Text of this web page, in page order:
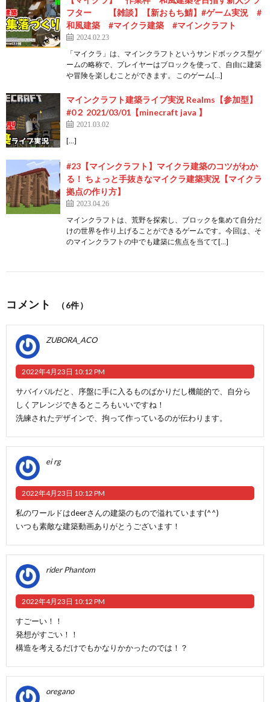
フター 【雑談】【新おもち鯖】#ゲーム実況 #
和風建築 #マイクラ建築 #マインクラフト
2024.02.23
「マイクラ」は、マインクラフトというサンドボックス型ゲ
ームの略称で、プレイヤーはブロックを使って、自由に建築
や冒険を楽しむことができます。 このゲーム[…]
マインクラフト建築ライブ実況 Realms【参加型】
#0２ 2021/03/01【minecraft java 】
2021.03.02
[…]
#23【マインクラフト】マイクラ建築のコツがわか
る！ ちょっと手抜きなマイクラ建築実況【マイクラ
拠点の作り方】
2023.04.26
マインクラフトは、荒野を探索し、ブロックを集めて自分だ
けの世界を作り上げることができるゲームです。今回は、そ
のマインクラフトの中でも建築に焦点を当てて[…]
コメント （6件）
ZUBORA_ACO
2022年4月23日 10:12 PM
サバイバルだと、序盤に手に入るものばかりだし機能的で、自分ら
しくアレンジできるところもいいですね！
洗練されたデザインで、拘って作っているのが伝わります。
ei rg
2022年4月23日 10:12 PM
私のワールドはdeerさんの建築のもので溢れています(^^)
いつも素敵な建築動画ありがとうございます！
rider Phantom
2022年4月23日 10:12 PM
すごーい！！
発想がすごい！！
構造を考えるだけでもかなりかかったのでは！？
oregano